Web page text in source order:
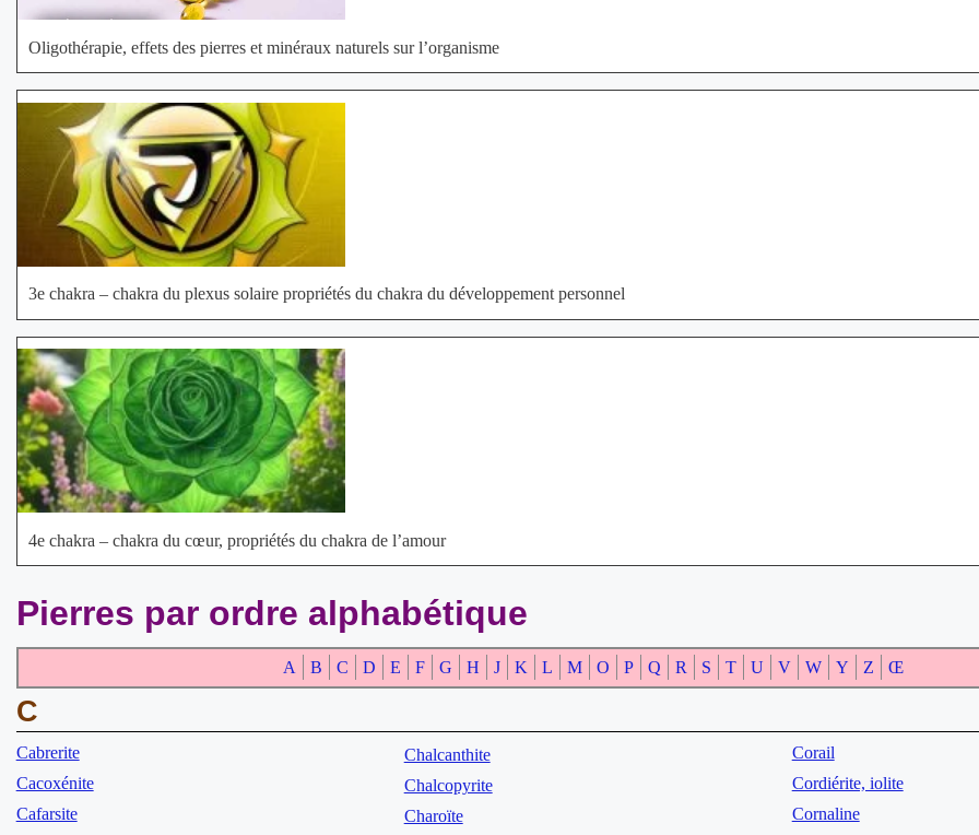
Oligothérapie, effets des pierres et minéraux naturels sur l’organisme
3e chakra – chakra du plexus solaire propriétés du chakra du développement personnel
4e chakra – chakra du cœur, propriétés du chakra de l’amour
Pierres par ordre alphabétique
A B C D E F G H J K L M O P Q R S T U V W Y Z Œ
C
Cabrerite
Cacoxénite
Cafarsite
Chalcanthite
Chalcopyrite
Charoïte
Corail
Cordiérite, iolite
Cornaline